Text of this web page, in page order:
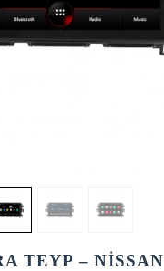
TEYP – NİSSAN